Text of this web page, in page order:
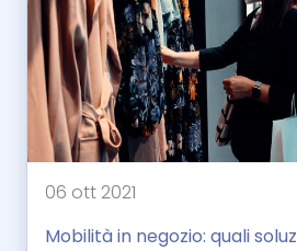
06 ott 2021
Mobilità in negozio: quali